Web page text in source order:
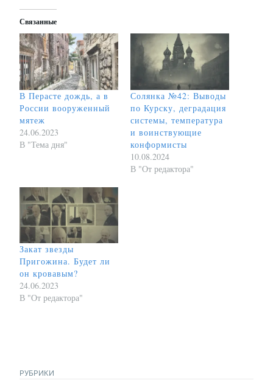
Связанные
В Перасте дождь, а в
России вооруженный
мятеж
24.06.2023
В "Тема дня"
Солянка №42: Выводы
по Курску, деградация
системы, температура
и воинствующие
конформисты
10.08.2024
В "От редактора"
Закат звезды
Пригожина. Будет ли
он кровавым?
24.06.2023
В "От редактора"
РУБРИКИ